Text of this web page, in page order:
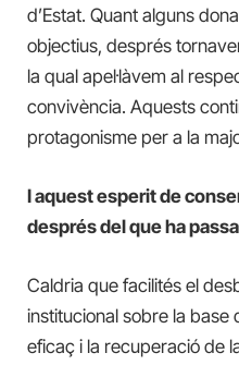
d’Estat. Quant alguns
objectius, després
la qual apel·làvem al
convivència. Aquests
protagonisme per a la
I aquest esperit de
després del que ha
Caldria que facilités el
institucional sobre la base
eficaç i la recuperació de